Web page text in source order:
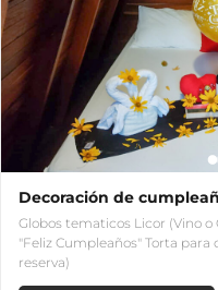
Decoración de
Globos tematicos Licor (Vino
"Feliz Cumpleaños" Torta para
reserva)